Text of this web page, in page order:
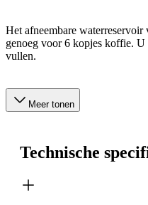
Het afneembare
genoeg voor 6 kopjes koffie.
vullen.
Meer tonen
Technische